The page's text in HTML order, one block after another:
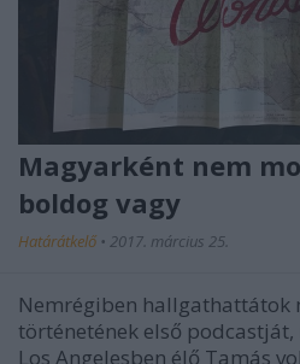
Magyarként nem
boldog vagy
Határátkelő • 2017. március 25.
Nemrégiben hallgathattátok
történetének első
Los Angelesben élő Tamás